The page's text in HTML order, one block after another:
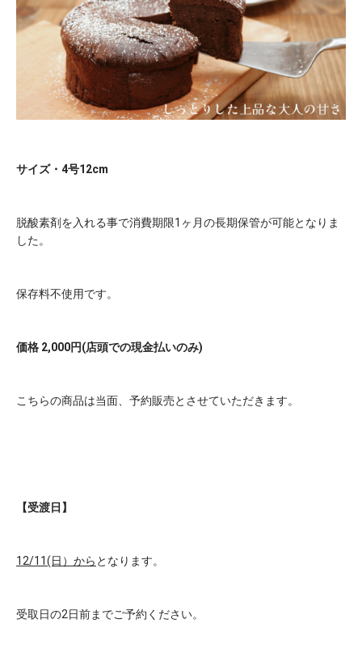
サイズ・4号12cm
脱酸素剤を入れる事で消費期限1ヶ月の長期保管が可能となりま
した。
保存料不使用です。
価格 2,000円(店頭での現金払いのみ)
こちらの商品は当面、予約販売とさせていただきます。
【受渡日】
12/11(日）から となります。
受取日の2日前までご予約ください。